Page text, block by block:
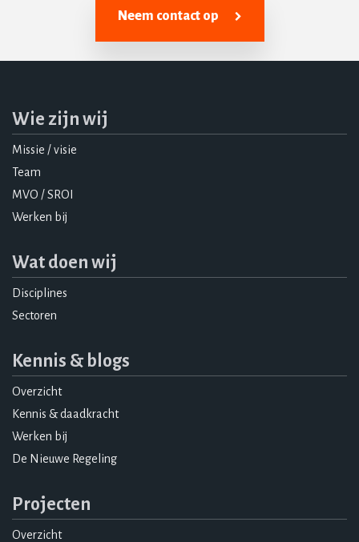
Neem contact op
Wie zijn wij
Missie / visie
Team
MVO / SROI
Werken bij
Wat doen wij
Disciplines
Sectoren
Kennis & blogs
Overzicht
Kennis & daadkracht
Werken bij
De Nieuwe Regeling
Projecten
Overzicht